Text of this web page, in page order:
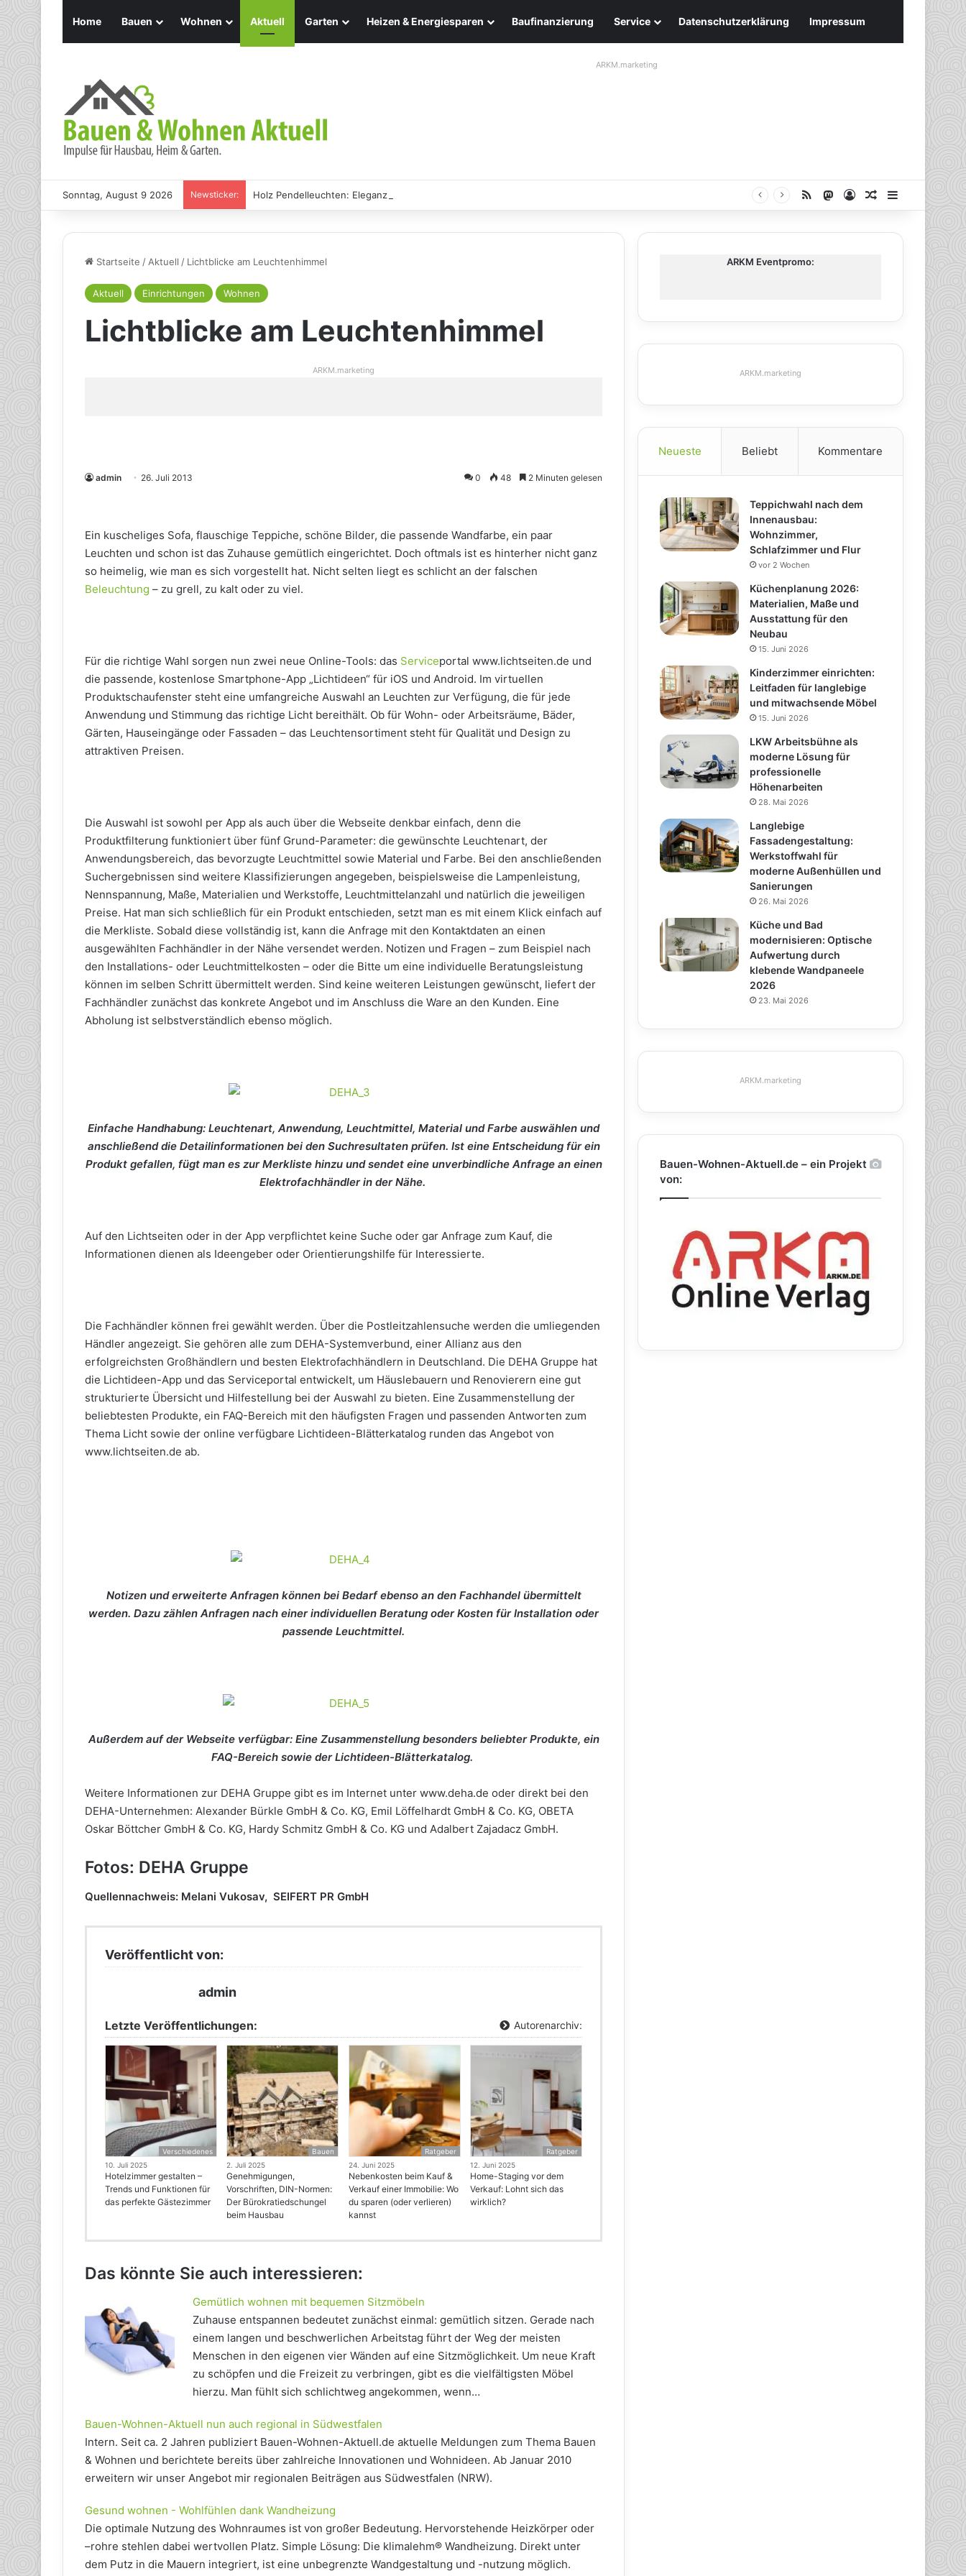
Home Bauen Wohnen Aktuell Garten Heizen & Energiesparen Baufinanzierung Service Datenschutzerklärung Impressum
ARKM.marketing
Sonntag, August 9 2026 Newsticker: Holz Pendelleuchten: Eleganz und Nachhaltigkeit für Ihr Zuhause RSS Mastodon
AnmeldenZufälliger
Startseite /Aktuell / Lichtblicke am Leuchtenhimmel
Aktuell Einrichtungen Wohnen
Lichtblicke am Leuchtenhimmel
ARKM.marketing
admin 26. Juli 2013 0 48 2 Minuten gelesen
Ein kuscheliges Sofa, flauschige Teppiche, schöne Bilder, die passende Wandfarbe, ein paar
Leuchten und schon ist das Zuhause gemütlich eingerichtet. Doch oftmals ist es hinterher nicht ganz
so heimelig, wie man es sich vorgestellt hat. Nicht selten liegt es schlicht an der falschen
Beleuchtung – zu grell, zu kalt oder zu viel.
Für die richtige Wahl sorgen nun zwei neue Online-Tools: das Service­portal www.lichtseiten.de und
die passende, kostenlose Smartphone-App „Lichtideen“ für iOS und Android. Im virtuellen
Produktschaufenster steht eine umfangreiche Auswahl an Leuchten zur Verfügung, die für jede
Anwendung und Stimmung das richtige Licht bereithält. Ob für Wohn- oder Arbeitsräume, Bäder,
Gärten, Hauseingänge oder Fassaden – das Leuchtensortiment steht für Qualität und Design zu
attraktiven Preisen.
Die Auswahl ist sowohl per App als auch über die Webseite denkbar einfach, denn die
Produktfilterung funktioniert über fünf Grund-Parameter: die gewünschte Leuchtenart, der
Anwendungsbereich, das bevorzugte Leuchtmittel sowie Material und Farbe. Bei den anschließenden
Such­ergebnissen sind weitere Klassifizierungen angegeben, beispielsweise die Lampenleistung,
Nennspannung, Maße, Materialien und Werkstoffe, Leuchtmittelanzahl und natürlich die jeweiligen
Preise. Hat man sich schließlich für ein Produkt entschieden, setzt man es mit einem Klick einfach auf
die Merkliste. Sobald diese vollständig ist, kann die Anfrage mit den Kontaktdaten an einen
ausgewählten Fachhändler in der Nähe versendet werden. Notizen und Fragen – zum Beispiel nach
den Installations- oder Leuchtmittelkosten – oder die Bitte um eine individuelle Beratungsleistung
können im selben Schritt übermittelt werden. Sind keine weiteren Leistungen gewünscht, liefert der
Fachhändler zunächst das konkrete Angebot und im Anschluss die Ware an den Kunden. Eine
Abholung ist selbstverständlich ebenso möglich.
Einfache Handhabung: Leuchtenart, Anwen­dung, Leuchtmittel, Material und Farbe aus­wählen und
anschließend die Detailinforma­tionen bei den Suchresultaten prüfen. Ist eine Entscheidung für ein
Produkt gefallen, fügt man es zur Merkliste hinzu und sendet eine unverbindliche Anfrage an einen
Elektrofach­händler in der Nähe.
Auf den Lichtseiten oder in der App verpflichtet keine Suche oder gar Anfrage zum Kauf, die
Informationen dienen als Ideengeber oder Orientierungshilfe für Interessierte.
Die Fachhändler können frei gewählt werden. Über die Postleitzahlensuche werden die umliegenden
Händler angezeigt. Sie gehören alle zum DEHA-Systemverbund, einer Allianz aus den
erfolgreichsten Großhändlern und besten Elektrofachhändlern in Deutschland. Die DEHA Gruppe hat
die Lichtideen-App und das Serviceportal entwickelt, um Häuslebauern und Renovierern eine gut
strukturierte Übersicht und Hilfestellung bei der Auswahl zu bieten. Eine Zusammenstellung der
beliebtesten Produkte, ein FAQ-Bereich mit den häufigsten Fragen und passenden Antworten zum
Thema Licht sowie der online verfügbare Lichtideen-Blätterkatalog runden das Angebot von
www.lichtseiten.de ab.
Notizen und erweiterte Anfragen können bei Bedarf ebenso an den Fachhandel übermittelt
werden. Dazu zählen Anfragen nach einer individuellen Beratung oder Kosten für In­stallation oder
passende Leuchtmittel.
Außerdem auf der Webseite verfügbar: Eine Zusammenstellung besonders beliebter Pro­dukte, ein
FAQ-Bereich sowie der Lichtideen-Blätterkatalog.
Weitere Informationen zur DEHA Gruppe gibt es im Internet unter www.deha.de oder direkt bei den
DEHA-Unternehmen: Alexander Bürkle GmbH & Co. KG, Emil Löffelhardt GmbH & Co. KG, OBETA
Oskar Böttcher GmbH & Co. KG, Hardy Schmitz GmbH & Co. KG und Adalbert Zajadacz GmbH.
Fotos: DEHA Gruppe
Quellennachweis: Melani Vukosav, SEIFERT PR GmbH
Veröffentlicht von:
admin
Letzte Veröffentlichungen: Autorenarchiv:
Verschiedenes
10. Juli 2025
Hotelzimmer gestalten –
Trends und Funktionen für
das perfekte Gästezimmer
Bauen
2. Juli 2025
Genehmigungen,
Vorschriften, DIN-Normen:
Der Bürokratiedschungel
beim Hausbau
Ratgeber
24. Juni 2025
Nebenkosten beim Kauf &
Verkauf einer Immobilie: Wo
du sparen (oder verlieren)
kannst
Ratgeber
12. Juni 2025
Home-Staging vor dem
Verkauf: Lohnt sich das
wirklich?
Das könnte Sie auch interessieren:
Gemütlich wohnen mit bequemen Sitzmöbeln
Zuhause entspannen bedeutet zunächst einmal: gemütlich sitzen. Gerade nach
einem langen und beschwerlichen Arbeitstag führt der Weg der meisten
Menschen in den eigenen vier Wänden auf eine Sitzmöglichkeit. Um neue Kraft
zu schöpfen und die Freizeit zu verbringen, gibt es die vielfältigsten Möbel
hierzu. Man fühlt sich schlichtweg angekommen, wenn…
Bauen-Wohnen-Aktuell nun auch regional in Südwestfalen
Intern. Seit ca. 2 Jahren publiziert Bauen-Wohnen-Aktuell.de aktuelle Meldungen zum Thema Bauen
& Wohnen und berichtete bereits über zahlreiche Innovationen und Wohnideen. Ab Januar 2010
erweitern wir unser Angebot mir regionalen Beiträgen aus Südwestfalen (NRW).
Gesund wohnen - Wohlfühlen dank Wandheizung
Die optimale Nutzung des Wohnraumes ist von großer Bedeutung. Hervorstehende Heizkörper oder
–rohre stehlen dabei wertvollen Platz. Simple Lösung: Die klimalehm® Wandheizung. Direkt unter
dem Putz in die Mauern integriert, ist eine unbegrenzte Wandgestaltung und -nutzung möglich.
ARKM Eventpromo:
ARKM.marketing
Neueste Beliebt Kommentare
Teppichwahl nach dem
Innenausbau:
Wohnzimmer,
Schlafzimmer und Flur
vor 2 Wochen
Küchenplanung 2026:
Materialien, Maße und
Ausstattung für den
Neubau
15. Juni 2026
Kinderzimmer einrichten:
Leitfaden für langlebige
und mitwachsende Möbel
15. Juni 2026
LKW Arbeitsbühne als
moderne Lösung für
professionelle
Höhenarbeiten
28. Mai 2026
Langlebige
Fassadengestaltung:
Werkstoffwahl für
moderne Außenhüllen und
Sanierungen
26. Mai 2026
Küche und Bad
modernisieren: Optische
Aufwertung durch
klebende Wandpaneele
2026
23. Mai 2026
ARKM.marketing
Bauen-Wohnen-Aktuell.de – ein Projekt
von: